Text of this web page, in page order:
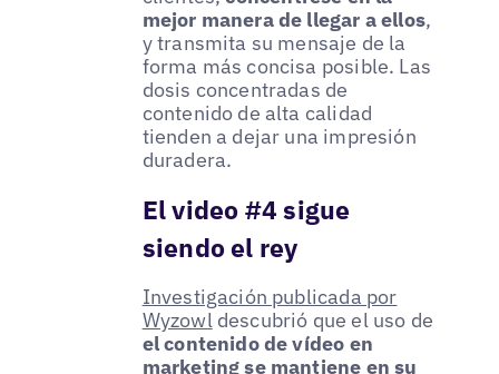
mejor manera de llegar a ellos,
y transmita su mensaje de la
forma más concisa posible. Las
dosis concentradas de
contenido de alta calidad
tienden a dejar una impresión
duradera.
El video #4 sigue
siendo el rey
Investigación publicada por
Wyzowldescubrió que el uso de
el contenido de vídeo en
marketing se mantiene en su